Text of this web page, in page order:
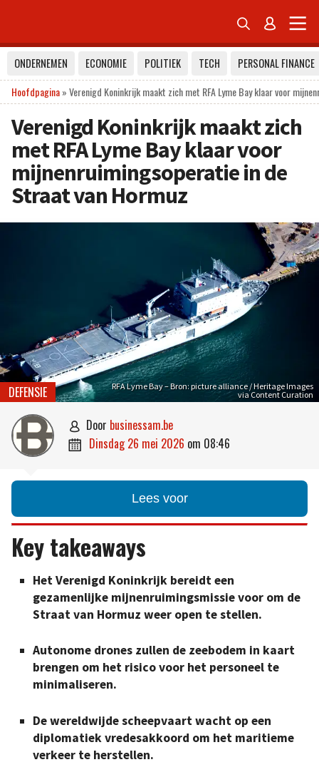
 
ONDERNEMEN ECONOMIE POLITIEK TECH
PERSONAL FINANCE
Hoofdpagina»Verenigd Koninkrijk maakt zich met RFA Lyme Bay klaar voor
Verenigd Koninkrijk maakt zich
met RFA Lyme Bay klaar voor
mijnenruimingsoperatie in de
Straat van Hormuz
RFA Lyme Bay – Bron: picture alliance / Heritage Images
via Content Curation
DEFENSIE
 door businessam.be
 dinsdag 26 mei 2026 om 08:46
Lees voor
Key takeaways
Het Verenigd Koninkrijk bereidt een
gezamenlijke mijnenruimingsmissie voor om de
Straat van Hormuz weer open te stellen.
Autonome drones zullen de zeebodem in kaart
brengen om het risico voor het personeel te
minimaliseren.
De wereldwijde scheepvaart wacht op een
diplomatiek vredesakkoord om het maritieme
verkeer te herstellen.